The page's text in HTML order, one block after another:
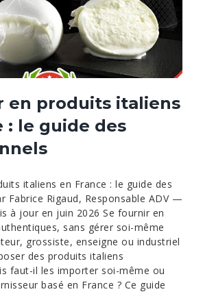
en produits italiens
: le guide des
italiens en France : le guide des
Fabrice Rigaud, Responsable ADV —
à jour en juin 2026 Se fournir en
sans gérer soi-même
grossiste, enseigne ou industriel
des produits italiens
faut-il les importer soi-même ou
basé en France ? Ce guide